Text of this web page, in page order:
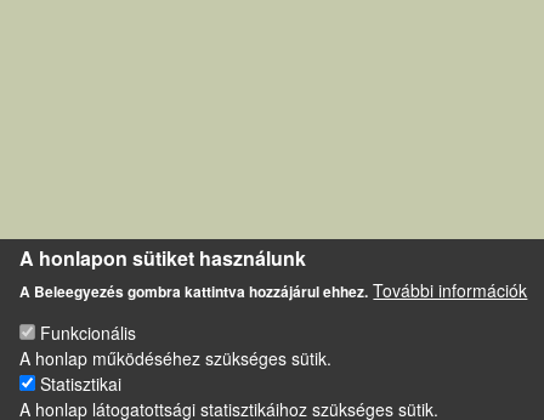
A honlapon sütiket használunk
A Beleegyezés gombra kattintva hozzájárul ehhez. További információk
Funkcionális
A honlap működéséhez szükséges sütik.
Statisztikai
A honlap látogatottsági statisztikáihoz szükséges sütik.